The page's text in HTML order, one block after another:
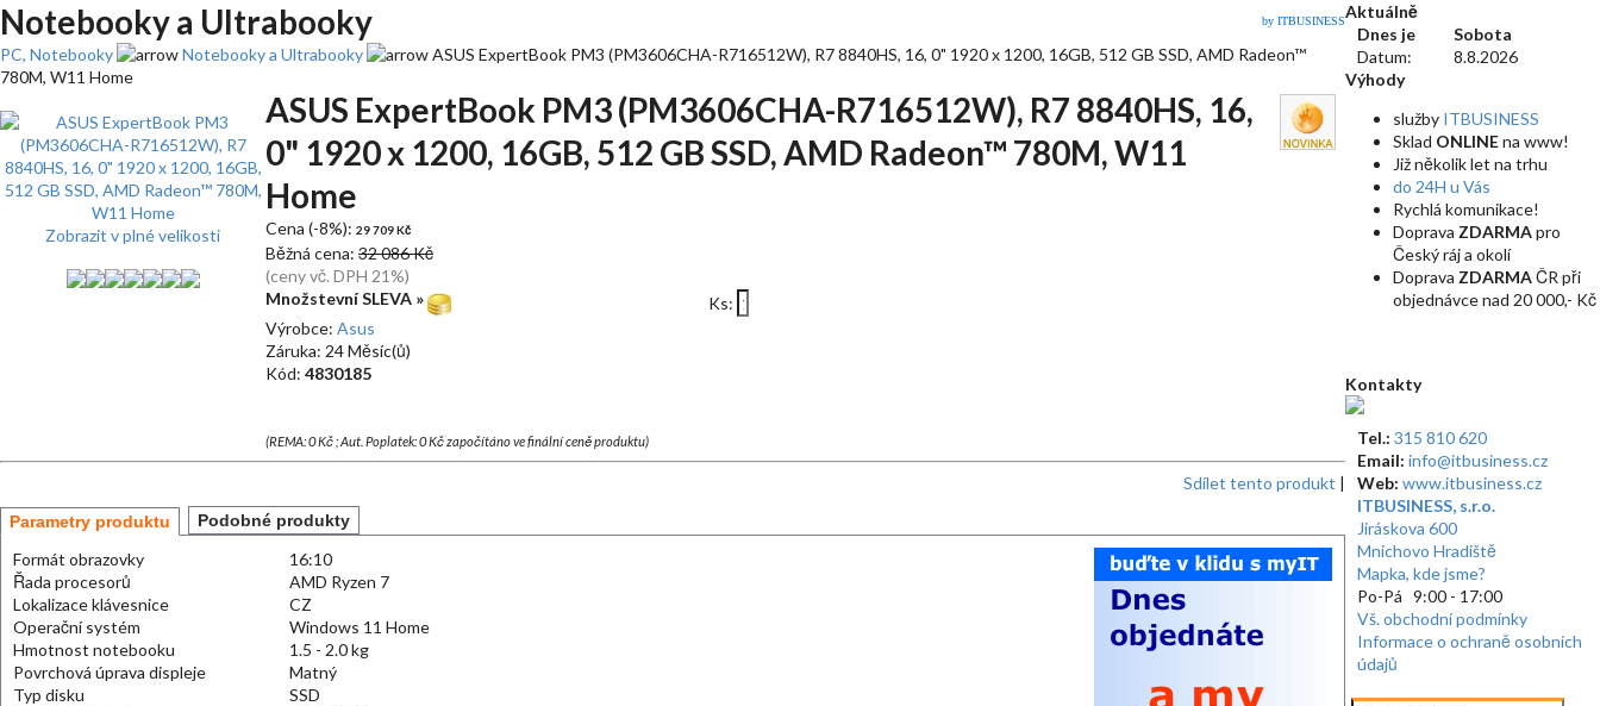
Notebooky a Ultrabooky by ITBUSINESS
PC, Notebooky Notebooky a Ultrabooky
ASUS ExpertBook PM3 (PM3606CHA-R716512W), R7 8840HS, 16, 0" 1920 x 1200, 16GB, 512 GB SSD, AMD Radeon™
780M, W11 Home
Zobrazit v plné velikosti
ASUS ExpertBook PM3 (PM3606CHA-R716512W), R7 8840HS, 16,
0" 1920 x 1200, 16GB, 512 GB SSD, AMD Radeon™ 780M, W11
Home
Cena (-8%): 29 709 Kč
Běžná cena: 32 086 Kč
(ceny vč. DPH 21%)
Množstevní SLEVA »
Ks:
Výrobce: Asus
Záruka: 24 Měsíc(ů)
Kód: 4830185
(REMA: 0 Kč ; Aut. Poplatek: 0 Kč započítáno ve finální ceně produktu)
Sdílet tento produkt |
Parametry produktu Podobné produkty
Formát obrazovky
16:10
Řada procesorů
AMD Ryzen 7
Lokalizace klávesnice
CZ
Operační systém
Windows 11 Home
Hmotnost notebooku
1.5 - 2.0 kg
Povrchová úprava displeje
Matný
Typ disku
SSD
Aktuálně
Dnes je
Sobota
Datum:
8.8.2026
Výhody
služby ITBUSINESS
Sklad ONLINEna www!
Již několik let na trhu
do 24H u Vás
Rychlá komunikace!
Doprava ZDARMApro
Český ráj a okolí
Doprava ZDARMAČR při
objednávce nad 20 000,- Kč
Kontakty
Tel.: 315 810 620
Email: info@itbusiness.cz
Web: www.itbusiness.cz
ITBUSINESS, s.r.o.
Jiráskova 600
Mnichovo Hradiště
Mapka, kde jsme?
Po-Pá 9:00 - 17:00
Vš. obchodní podmínky
Informace o ochraně osobních
údajů